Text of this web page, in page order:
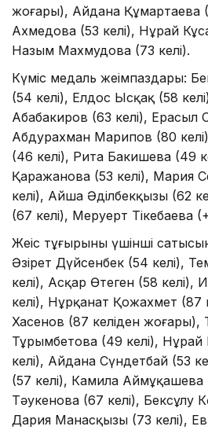
жоғары), Айдана Құмартаева
Ахмедова (53 келі), Нұрай
Назым Махмудова (73 келі).
Күміс медаль жеңімпаздары:
(54 келі), Елдос Ысқақ (58
Абабакиров (63 келі), Ерасыл
Абдурахман Марипов (80
(46 келі), Рита Бакишева (49
Қаражанова (53 келі), Мария
келі), Айша Әділбекқызы (62
(67 келі), Меруерт Тікебаева
Жеңіс тұғырының үшінші
Әзірет Дүйсенбек (54 келі),
келі), Асқар Өтеген (58 келі),
келі), Нұрқанат Қожахмет (87
Хасенов (87 келіден жоғары),
Тұрымбетова (49 келі),
келі), Айдана Сүндетбай (53
(57 келі), Камила Аймұқашева
Тәукенова (67 келі), Бексұлу
Дария Манасқызы (73 келі),